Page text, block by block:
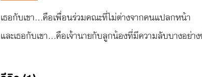
เธอกับเขา...คือเพื่อนร่วมคณะที่ไม่ต่างจากคนแปลกหน้า